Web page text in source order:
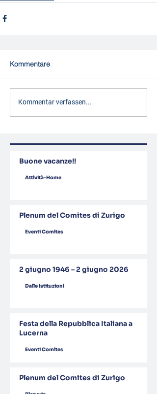
Kommentare
Kommentar verfassen...
Buone vacanze!!
Attività-Home
Plenum del Comites di Zurigo
Eventi Comites
2 giugno 1946 – 2 giugno 2026
Dalle Istituzioni
Festa della Repubblica Italiana a
Lucerna
Eventi Comites
Plenum del Comites di Zurigo